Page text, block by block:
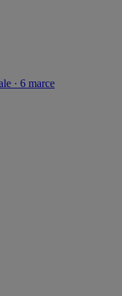
· 6 marce